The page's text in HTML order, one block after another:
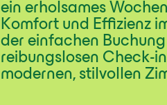
ein erholsames
Komfort und Effizienz
der einfachen
reibungslosen Check-
modernen, stilvollen